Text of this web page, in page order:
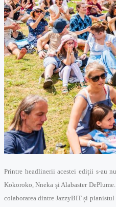
Printre headlinerii acestei ediții s-au
Kokoroko, Nneka și Alabaster
colaborarea dintre JazzyBIT și pianistul